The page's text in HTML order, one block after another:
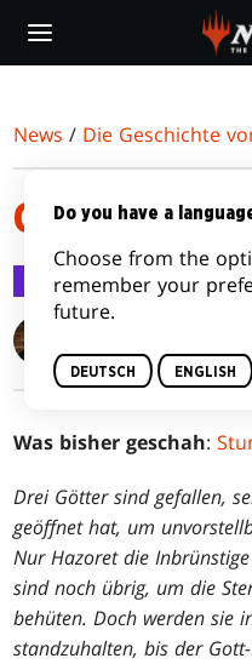
main
News / Die Geschichte
GUNST
Die Geschichte von
Was bisher geschah:
Drei Götter sind gefallen,
geöffnet hat, um
Nur Hazoret die
sind noch übrig, um die
behüten. Doch werden sie
standzuhalten, bis der
Do you have a
Choose from the
remember your
future.
DEUTSCH ENGLISH